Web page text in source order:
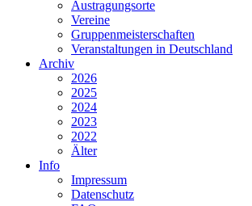
Austragungsorte
Vereine
Gruppenmeisterschaften
Veranstaltungen in Deutschland
Archiv
2026
2025
2024
2023
2022
Älter
Info
Impressum
Datenschutz